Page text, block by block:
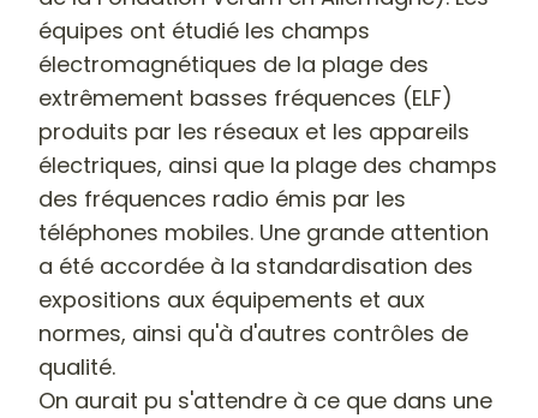
équipes ont étudié les champs
électromagnétiques de la plage des
extrêmement basses fréquences (ELF)
produits par les réseaux et les appareils
électriques, ainsi que la plage des champs
des fréquences radio émis par les
téléphones mobiles. Une grande attention
a été accordée à la standardisation des
expositions aux équipements et aux
normes, ainsi qu'à d'autres contrôles de
qualité.
On aurait pu s'attendre à ce que dans une